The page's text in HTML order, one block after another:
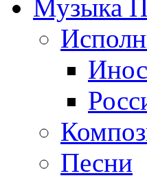
Музыка
Песни